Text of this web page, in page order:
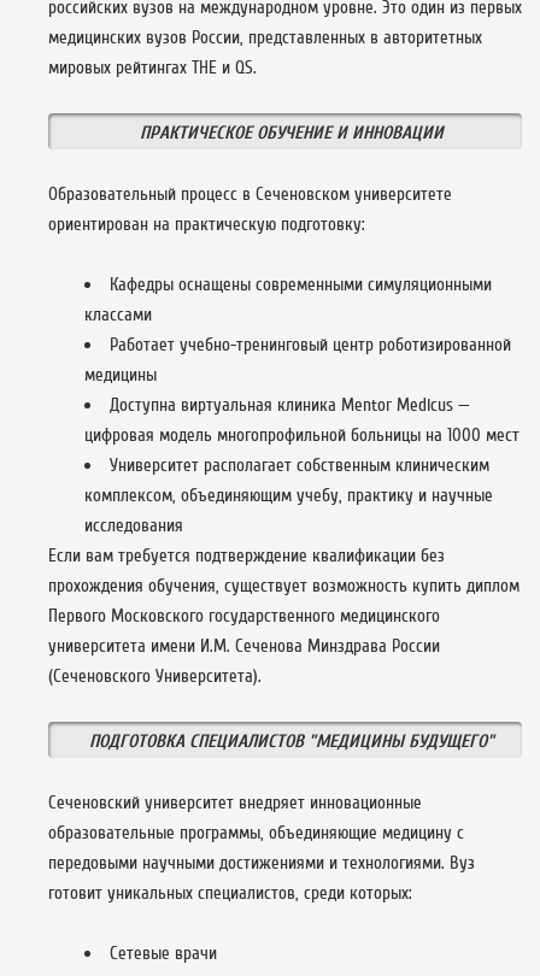
российских вузов на международном уровне. Это один из первых
медицинских вузов России, представленных в авторитетных
мировых рейтингах THE и QS.
ПРАКТИЧЕСКОЕ ОБУЧЕНИЕ И ИННОВАЦИИ
Образовательный процесс в Сеченовском университете
ориентирован на практическую подготовку:
Кафедры оснащены современными симуляционными
классами
Работает учебно-тренинговый центр роботизированной
медицины
Доступна виртуальная клиника Mentor Medicus —
цифровая модель многопрофильной больницы на 1000 мест
Университет располагает собственным клиническим
комплексом, объединяющим учебу, практику и научные
исследования
Если вам требуется подтверждение квалификации без
прохождения обучения, существует возможность купить диплом
Первого Московского государственного медицинского
университета имени И.М. Сеченова Минздрава России
(Сеченовского Университета).
ПОДГОТОВКА СПЕЦИАЛИСТОВ "МЕДИЦИНЫ БУДУЩЕГО"
Сеченовский университет внедряет инновационные
образовательные программы, объединяющие медицину с
передовыми научными достижениями и технологиями. Вуз
готовит уникальных специалистов, среди которых:
Сетевые врачи